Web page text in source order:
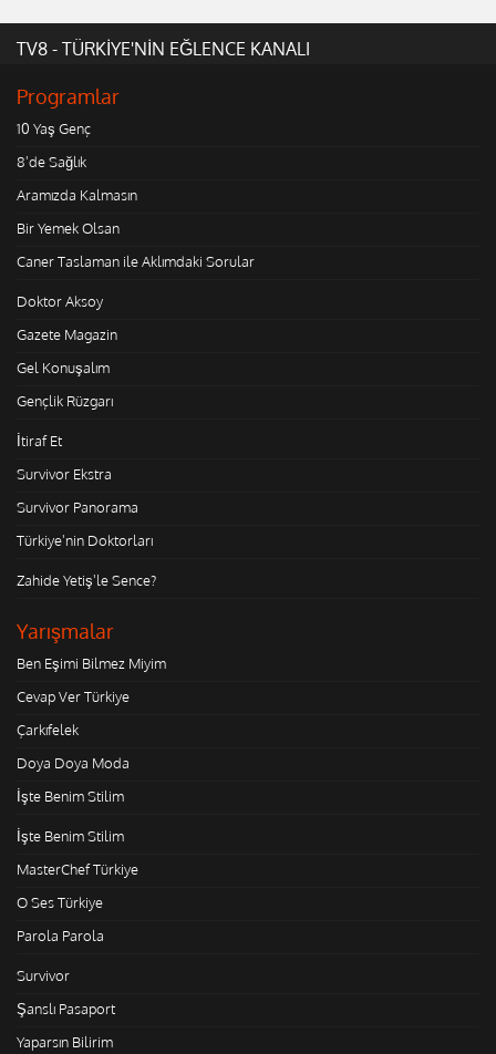
TV8 - TÜRKİYE'NİN EĞLENCE KANALI
Programlar
10 Yaş Genç
8'de Sağlık
Aramızda Kalmasın
Bir Yemek Olsan
Caner Taslaman ile Aklımdaki Sorular
Doktor Aksoy
Gazete Magazin
Gel Konuşalım
Gençlik Rüzgarı
İtiraf Et
Survivor Ekstra
Survivor Panorama
Türkiye'nin Doktorları
Zahide Yetiş'le Sence?
Yarışmalar
Ben Eşimi Bilmez Miyim
Cevap Ver Türkiye
Çarkıfelek
Doya Doya Moda
İşte Benim Stilim
İşte Benim Stilim
MasterChef Türkiye
O Ses Türkiye
Parola Parola
Survivor
Şanslı Pasaport
Yaparsın Bilirim